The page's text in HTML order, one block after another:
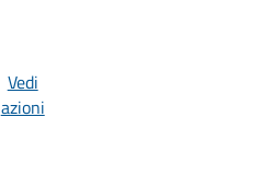
Vedi
azioni